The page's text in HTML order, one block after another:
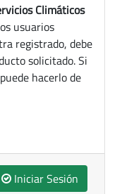
Climáticos
usuarios
registrado, debe
solicitado. Si
hacerlo de
Iniciar Sesión